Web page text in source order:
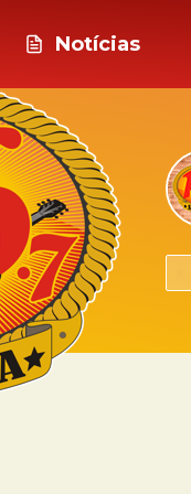
Notícias